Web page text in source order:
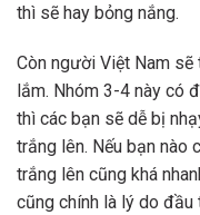
thì sẽ hay bỏng nắng.
Còn người Việt Nam
lắm. Nhóm 3-4 này có
thì các bạn sẽ dễ bị
trắng lên. Nếu bạn nào
trắng lên cũng khá
cũng chính là lý do đầu